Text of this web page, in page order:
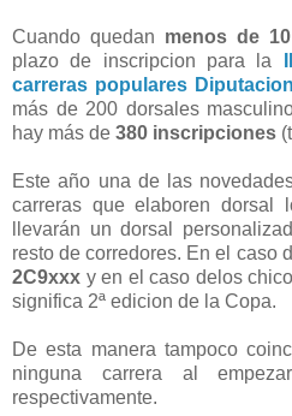
Cuando quedan menos de
plazo de inscripcion para la
carreras populares
más de 200 dorsales
hay más de 380 inscripciones
Este año una de las
carreras que elaboren dorsal
llevarán un dorsal
resto de corredores. En el caso
2C9xxx y en el caso delos
significa 2ª edicion de la Copa.
De esta manera tampoco
ninguna carrera al
respectivamente.